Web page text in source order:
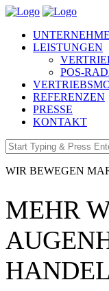
LEISTUNGEN
POS-
REFERENZEN
PRESSE
KONTAKT
WIR BEWEGEN
MEHR
HANDEL